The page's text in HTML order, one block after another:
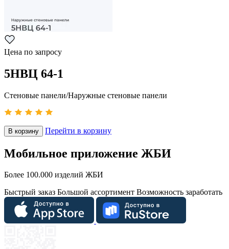
Цена по запросу
5НВЦ 64-1
Стеновые панели/Наружные стеновые панели
В корзину Перейти в корзину
Мобильное приложение ЖБИ
Более 100.000 изделий ЖБИ
Быстрый заказ Большой ассортимент Возможность заработать